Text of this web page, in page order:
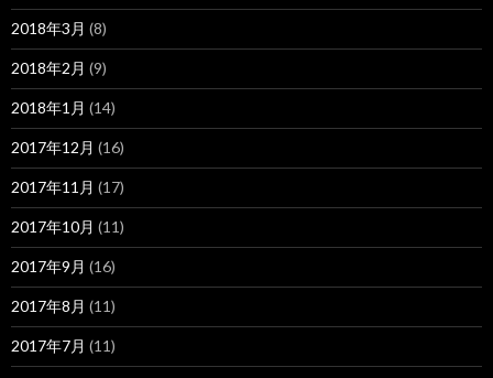
2018年3月 (8)
2018年2月 (9)
2018年1月 (14)
2017年12月 (16)
2017年11月 (17)
2017年10月 (11)
2017年9月 (16)
2017年8月 (11)
2017年7月 (11)